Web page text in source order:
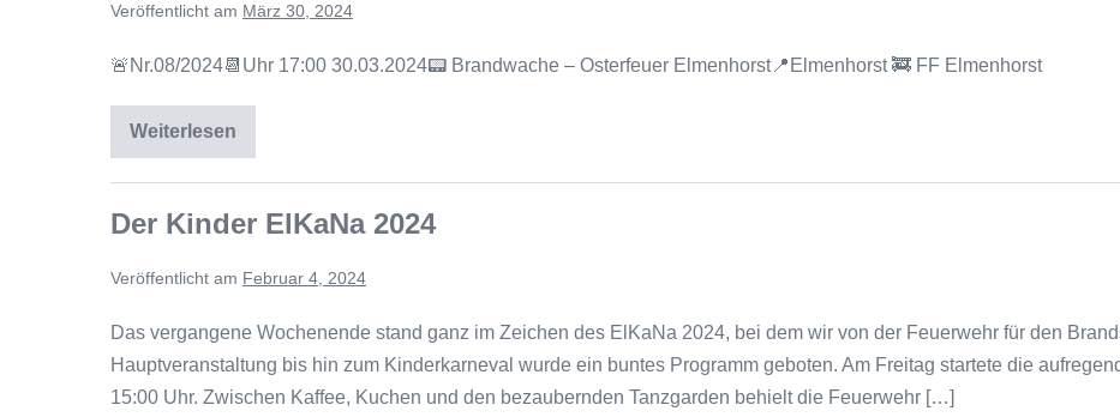
Veröffentlicht am März 30, 2024
🚨Nr.08/2024📆Uhr 17:00 30.03.2024📟 Brandwache – Osterfeuer Elmenhorst📍Elmenhorst 🚒 FF Elmenhorst
Weiterlesen
Der Kinder ElKaNa 2024
Veröffentlicht am Februar 4, 2024
Das vergangene Wochenende stand ganz im Zeichen des ElKaNa 2024, bei dem wir von der Feuerwehr für den
Hauptveranstaltung bis hin zum Kinderkarneval wurde ein buntes Programm geboten. Am Freitag startete die
15:00 Uhr. Zwischen Kaffee, Kuchen und den bezaubernden Tanzgarden behielt die Feuerwehr […]